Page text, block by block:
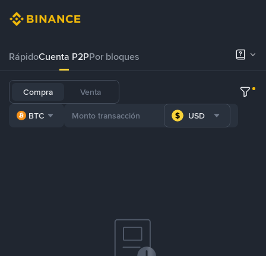
RápidoCuenta P2PPor bloques
Compra Venta
BTC USD